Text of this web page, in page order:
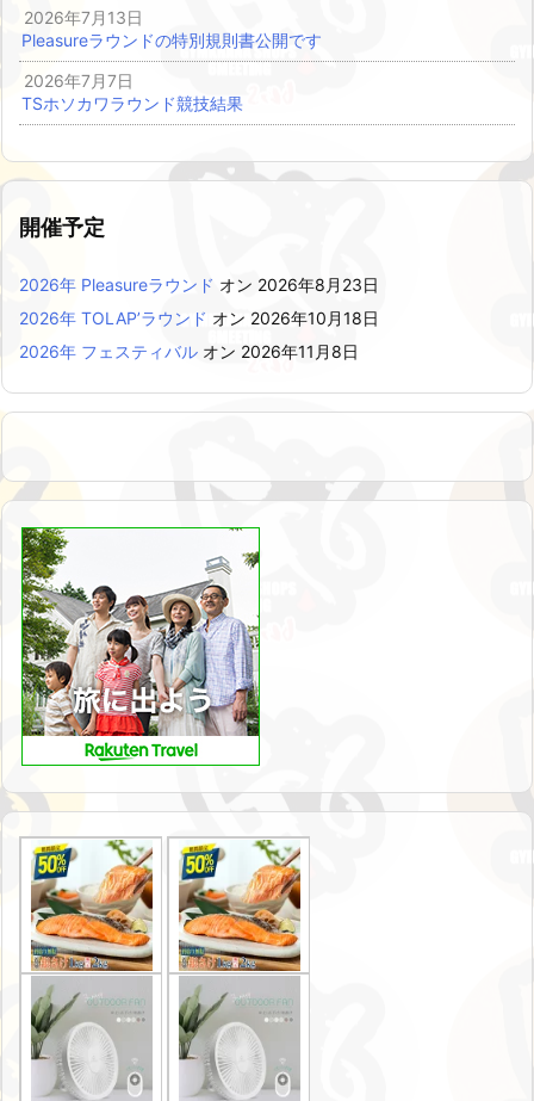
2026年7月13日
Pleasureラウンドの特別規則書公開です
2026年7月7日
TSホソカワラウンド競技結果
開催予定
2026年 Pleasureラウンド オン 2026年8月23日
2026年 TOLAP’ラウンド オン 2026年10月18日
2026年 フェスティバル オン 2026年11月8日